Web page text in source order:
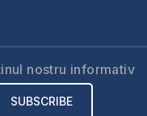
nostru informativ